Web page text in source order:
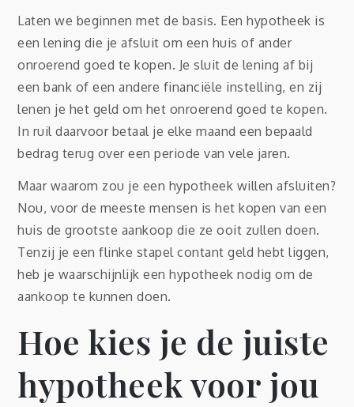
Laten we beginnen met de basis. Een hypotheek is
een lening die je afsluit om een huis of ander
onroerend goed te kopen. Je sluit de lening af bij
een bank of een andere financiële instelling, en zij
lenen je het geld om het onroerend goed te kopen.
In ruil daarvoor betaal je elke maand een bepaald
bedrag terug over een periode van vele jaren.
Maar waarom zou je een hypotheek willen afsluiten?
Nou, voor de meeste mensen is het kopen van een
huis de grootste aankoop die ze ooit zullen doen.
Tenzij je een flinke stapel contant geld hebt liggen,
heb je waarschijnlijk een hypotheek nodig om de
aankoop te kunnen doen.
Hoe kies je de juiste
hypotheek voor jou